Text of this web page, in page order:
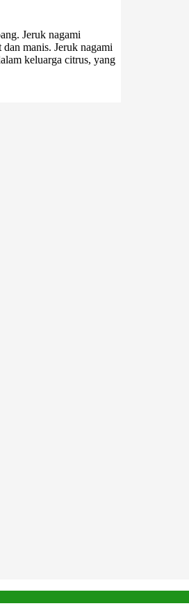
Jeruk nagami
manis. Jeruk nagami
keluarga citrus, yang